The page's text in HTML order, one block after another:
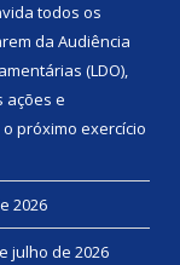
todos os
da Audiência
(LDO),
ações e
próximo exercício
2026
julho de 2026